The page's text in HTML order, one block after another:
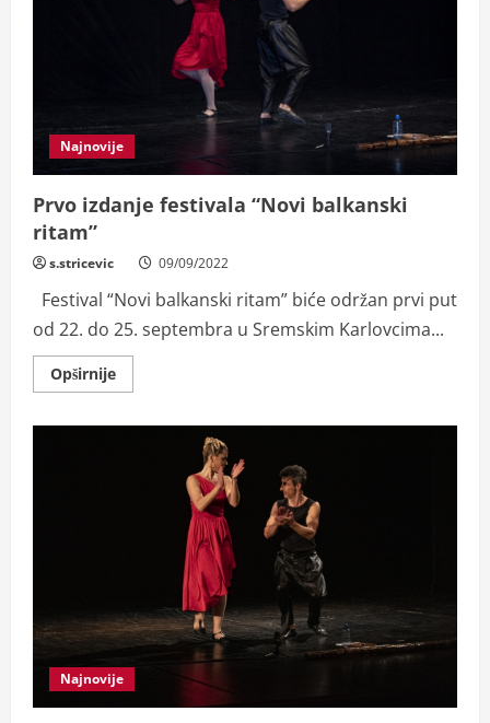
Najnovije
Prvo izdanje festivala “Novi balkanski
ritam”
s.stricevic 09/09/2022
Festival “Novi balkanski ritam” biće održan prvi put
od 22. do 25. septembra u Sremskim Karlovcima...
OpširnijeRead
more
balkanski
Najnovije